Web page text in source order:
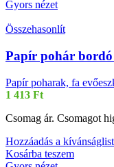
Gyors nézet
Összehasonlít
Papír pohár bordó
Papír poharak, fa
1 413 Ft
Csomag ár. Csomagot
Hozzáadás a
Kosárba teszem